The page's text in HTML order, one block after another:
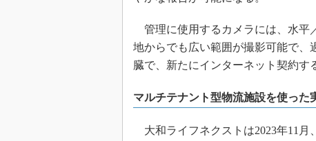
管理に使用するカメラには、水平
地からでも広い範囲が撮影可能で、
臓で、新たにインターネット契約す
マルチテナント型物流施設を使っ
大和ライフネクストは2023年11月